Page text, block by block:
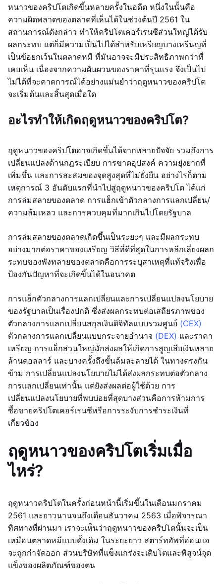
หนาวของคริปโตเกิดขึ้นหลายครั้งในอดีต หนึ่งในนั้นคือ
ความผิดพลาดของตลาดที่เห็นได้ในช่วงต้นปี 2561 ใน
สถานการณ์ดังกล่าว ทำให้คริปโตเคอร์เรนซีส่วนใหญ่ได้รับ
ผลกระทบ แต่ก็มีความเป็นไปได้สำหรับเหรียญบางเหรีนญที่
เป็นข้อยกเว้นในตลาดหมี ที่มันอาจจะมีประสิทธิภาพกว่าที่
เคยเห็น เนื่องจากความผันผวนของราคาที่รุนแรง จึงเป็นไป
ไม่ได้ที่จะคาดการณ์ได้อย่างแม่นยำว่าฤดูหนาวของคริปโต
จะเริ่มต้นและสิ้นสุดเมื่อใด
อะไรทำให้เกิดฤดูหนาวของคริปโต?
ฤดูหนาวของคริปโตอาจเกิดขึ้นได้จากหลายปัจจัย รวมถึงการ
เปลี่ยนแปลงด้านกฎระเบียบ การขาดอุปสงค์ ความยุ่งยากที่
เพิ่มขึ้น และการสะสมของจุดสูงสุดที่ไม่ยั่งยืน อย่างไรก็ตาม
เหตุการณ์ 3 อันดับแรกที่นำไปสู่ฤดูหนาวของคริปโต ได้แก่
การล่มสลายของตลาด การแฮ็กเข้าตัวกลางการแลกเปลี่ยน/
ความล้มเหลว และการควบคุมที่มากเกินไปโดยรัฐบาล
การล่มสลายของตลาดเกิดขึ้นเป็นระยะๆ และมีผลกระทบ
อย่างมากต่อราคาของเหรียญ วิธีที่ดีที่สุดในการหลีกเลี่ยงผลก
ระทบของพังทลายของตลาดคือการระบุสาเหตุที่แท้จริงเพื่อ
ป้องกันปัญหาที่จะเกิดขึ้นได้ในอนาคต
การแฮ็กตัวกลางการแลกเปลี่ยนและการเปลี่ยนแปลงนโยบาย
ของรัฐบาลเป็นเรื่องปกติ ซึ่งส่งผลกระทบต่อเสถียรภาพของ
ตัวกลางการแลกเปลี่ยนสกุลเงินดิจิทัลแบบรวมศูนย์ (CEX)
ตัวกลางการแลกเปลี่ยนแบบกระจายอำนาจ (DEX) และราคา
เหรียญ การแฮ็กส่วนใหญ่มักส่งผลให้เกิดการสูญเสียเงินหลาย
ล้านดอลลาร์ และบางครั้งถึงขั้นล้มละลายได้ ในทางตรงกัน
ข้าม การเปลี่ยนแปลงนโยบายไม่ได้ส่งผลกระทบต่อตัวกลาง
การแลกเปลี่ยนเท่านั้น แต่ยังส่งผลต่อผู้ใช้ด้วย การ
เปลี่ยนแปลงนโยบายที่พบบ่อยที่สุดบางส่วนคือการห้ามการ
ซื้อขายคริปโตเคอร์เรนซีหรือการระงับการชำระเงินที่
เกี่ยวข้อง
ฤดูหนาวของคริปโตเริ่มเมื่อ
ไหร่?
ฤดูหนาวคริปโตในครั้งก่อนหน้านี้เริ่มขึ้นในเดือนมกราคม
2561 และยาวนานจนถึงเดือนธันวาคม 2563 เมื่อพิจารณา
ทิศทางที่ผ่านมา เราจะเห็นว่าฤดูหนาวของคริปโตนั้นจะเป็น
เหมือนตลาดหมีแบบดั้งเดิม ในระยะยาว สตาร์ทอัพที่อ่อนแอ
จะถูกกำจัดออก ส่วนบริษัทที่แข็งแกร่งจะเติบโตและพิสูจน์จุด
แข็งของผลิตภัณฑ์ของตน